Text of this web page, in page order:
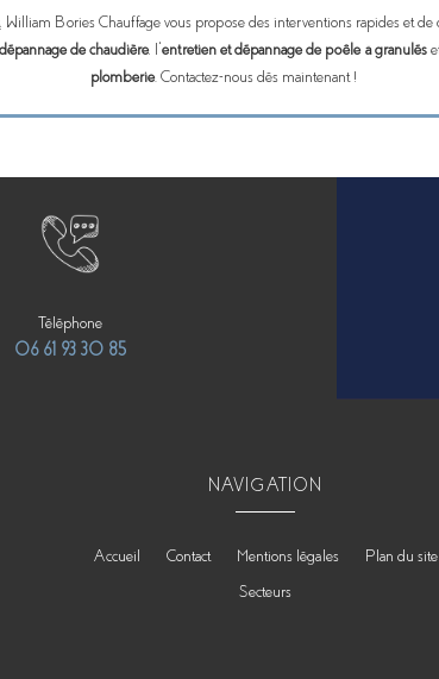
, William Bories Chauffage vous propose des interventions rapides et
de chaudière, l’entretien et dépannage de poêle à granulés
plomberie. Contactez-nous dès maintenant !
Téléphone
06 61 93 30 85
NAVIGATION
Accueil Contact Mentions légales
Plan du site
Secteurs